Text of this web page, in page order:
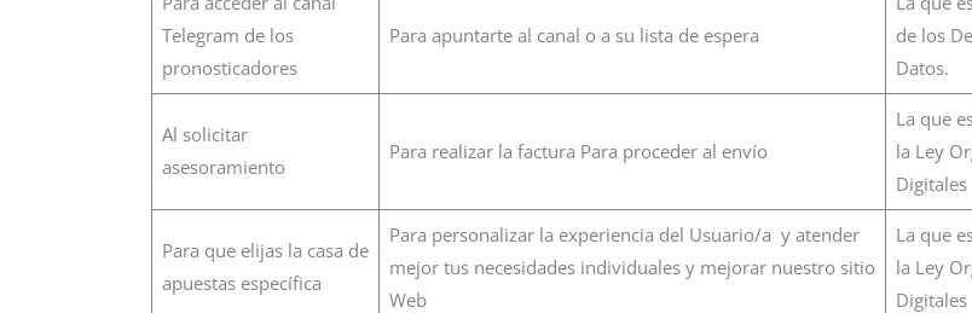
Telegram de los
pronosticadores
Para apuntarte al canal o a su lista de espera
de los
Datos.
Al solicitar
asesoramiento
Para realizar la factura Para proceder al envío
La que
la Ley
Digitales
Para que elijas la casa de
apuestas específica
Para personalizar la experiencia del Usuario/a y atender
mejor tus necesidades individuales y mejorar nuestro sitio
Web
La que
la Ley
Digitales